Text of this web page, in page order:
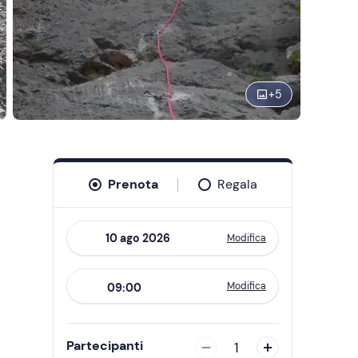
+5
Prenota Regala
forward
to
interact
with
Modifica
09:00 Modifica
Partecipanti 1